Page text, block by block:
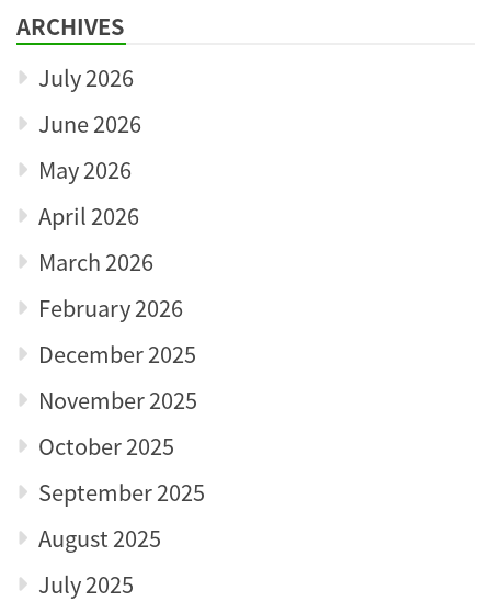
ARCHIVES
July 2026
June 2026
May 2026
April 2026
March 2026
February 2026
December 2025
November 2025
October 2025
September 2025
August 2025
July 2025